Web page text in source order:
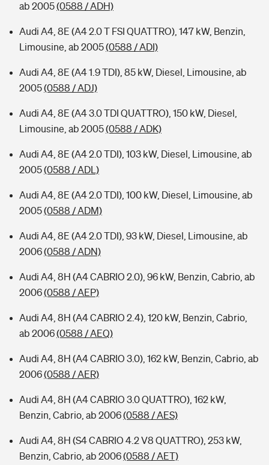
ab 2005(0588 / ADH)
Audi A4, 8E (A4 2.0 T FSI QUATTRO), 147 kW, Benzin,
Limousine, ab 2005(0588 / ADI)
Audi A4, 8E (A4 1.9 TDI), 85 kW, Diesel, Limousine, ab
2005(0588 / ADJ)
Audi A4, 8E (A4 3.0 TDI QUATTRO), 150 kW, Diesel,
Limousine, ab 2005(0588 / ADK)
Audi A4, 8E (A4 2.0 TDI), 103 kW, Diesel, Limousine, ab
2005(0588 / ADL)
Audi A4, 8E (A4 2.0 TDI), 100 kW, Diesel, Limousine, ab
2005(0588 / ADM)
Audi A4, 8E (A4 2.0 TDI), 93 kW, Diesel, Limousine, ab
2006(0588 / ADN)
Audi A4, 8H (A4 CABRIO 2.0), 96 kW, Benzin, Cabrio, ab
2006(0588 / AEP)
Audi A4, 8H (A4 CABRIO 2.4), 120 kW, Benzin, Cabrio,
ab 2006(0588 / AEQ)
Audi A4, 8H (A4 CABRIO 3.0), 162 kW, Benzin, Cabrio, ab
2006(0588 / AER)
Audi A4, 8H (A4 CABRIO 3.0 QUATTRO), 162 kW,
Benzin, Cabrio, ab 2006(0588 / AES)
Audi A4, 8H (S4 CABRIO 4.2 V8 QUATTRO), 253 kW,
Benzin, Cabrio, ab 2006(0588 / AET)